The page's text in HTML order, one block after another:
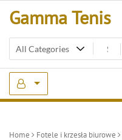
Gamma Tenis
Home Fotele i krzesła biurowe